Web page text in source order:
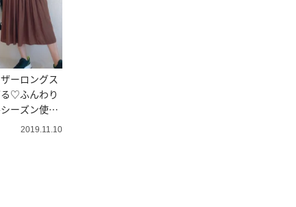
ーロングス
♡ふんわり
ーズン使え
2019.11.10